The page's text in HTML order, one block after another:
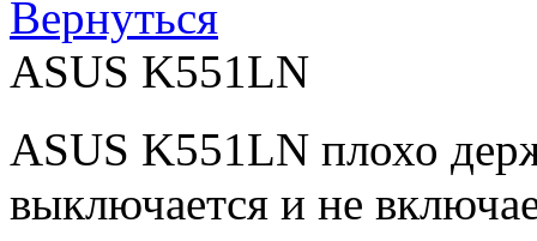
Вернуться
ASUS K551LN
ASUS K551LN плохо
выключается и не